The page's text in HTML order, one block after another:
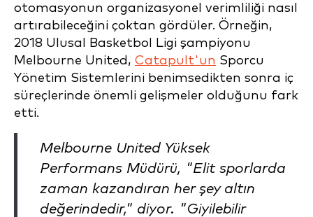
otomasyonun organizasyonel verimliliği nasıl
artırabileceğini çoktan gördüler. Örneğin,
2018 Ulusal Basketbol Ligi şampiyonu
Melbourne United, Catapult'un Sporcu
Yönetim Sistemlerini benimsedikten sonra iç
süreçlerinde önemli gelişmeler olduğunu fark
etti.
Melbourne United Yüksek
Performans Müdürü, "Elit sporlarda
zaman kazandıran her şey altın
değerindedir," diyor. "Giyilebilir